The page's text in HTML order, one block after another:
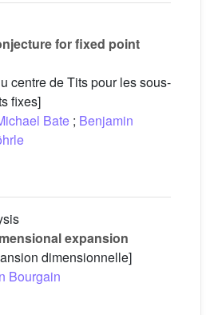
for fixed point
centre de Tits pour les sous-
fixes]
Bate ; Benjamin
expansion
dimensionnelle]
Bourgain